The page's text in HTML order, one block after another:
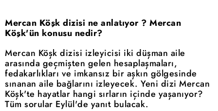
Mercan Köşk dizisi ne anlatıyor ? Mercan
Köşk'ün konusu nedir?
Mercan Köşk dizisi izleyicisi iki düşman aile
arasında geçmişten gelen hesaplaşmaları,
fedakarlıkları ve imkansız bir aşkın gölgesinde
sınanan aile bağlarını izleyecek. Yeni dizi Mercan
Köşk'te hayatlar hangi sırların içinde yaşanıyor?
Tüm sorular Eylül'de yanıt bulacak.